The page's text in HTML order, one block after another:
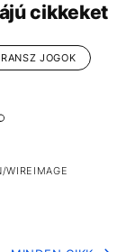
cikkeket
JOGOK
WIREIMAGE